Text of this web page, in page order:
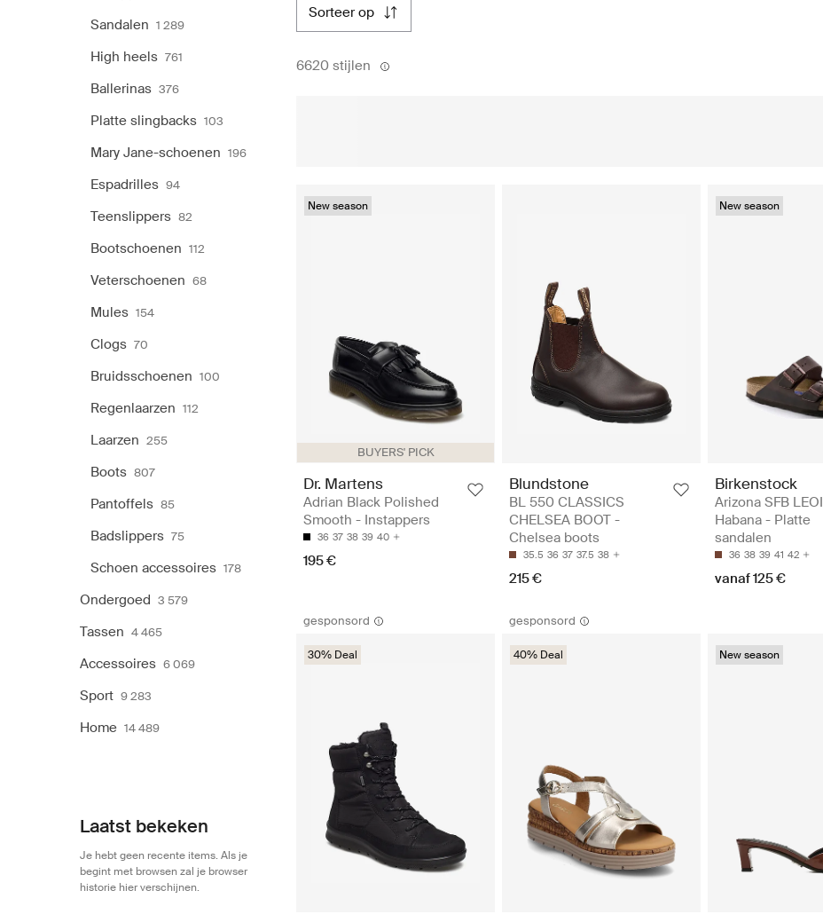
Sandalen 1 289
High heels 761
Ballerinas 376
Platte slingbacks 103
Mary Jane-schoenen 196
Espadrilles 94
Teenslippers 82
Bootschoenen 112
Veterschoenen 68
Mules 154
Clogs 70
Bruidsschoenen 100
Regenlaarzen 112
Laarzen 255
Boots 807
Pantoffels 85
Badslippers 75
Schoen accessoires 178
Ondergoed 3 579
Tassen 4 465
Accessoires 6 069
Sport 9 283
Home 14 489
Laatst bekeken
Je hebt geen recente items. Als je
begint met browsen zal je browser
historie hier verschijnen.
sorteer op
6620 stijlen
BUYERS' PICK
New season
Dr. Martens
Adrian Black Polished
Smooth - Instappers
36 37 38 39 40
195 €
Blundstone
BL 550 CLASSICS
CHELSEA BOOT -
Chelsea boots
35.5 36 37 37.5 38
215 €
New season
Birkenstock
Arizona SFB LEOI
Habana - Platte
sandalen
36 38 39 41 42
vanaf 125 €
gesponsord
30% Deal
gesponsord
40% Deal New season